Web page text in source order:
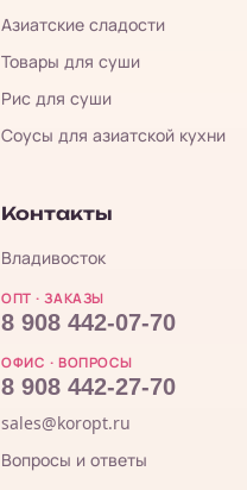
Азиатские сладости
Товары для суши
Рис для суши
Соусы для азиатской кухни
Контакты
Владивосток
ОПТ · ЗАКАЗЫ
8 908 442-07-70
ОФИС · ВОПРОСЫ
8 908 442-27-70
sales@koropt.ru
Вопросы и ответы